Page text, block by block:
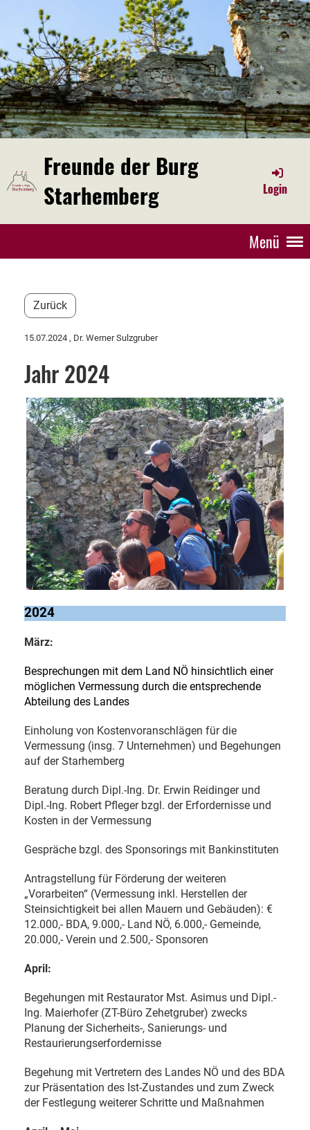
Freunde der Burg
Starhemberg
Login
Menü
Zurück
15.07.2024 , Dr. Werner Sulzgruber
Jahr 2024
2024
März:
Besprechungen mit dem Land NÖ hinsichtlich einer
möglichen Vermessung durch die entsprechende
Abteilung des Landes
Einholung von Kostenvoranschlägen für die
Vermessung (insg. 7 Unternehmen) und Begehungen
auf der Starhemberg
Beratung durch Dipl.-Ing. Dr. Erwin Reidinger und
Dipl.-Ing. Robert Pfleger bzgl. der Erfordernisse und
Kosten in der Vermessung
Gespräche bzgl. des Sponsorings mit Bankinstituten
Antragstellung für Förderung der weiteren
„Vorarbeiten“ (Vermessung inkl. Herstellen der
Steinsichtigkeit bei allen Mauern und Gebäuden): €
12.000,- BDA, 9.000,- Land NÖ, 6.000,- Gemeinde,
20.000,- Verein und 2.500,- Sponsoren
April:
Begehungen mit Restaurator Mst. Asimus und Dipl.-
Ing. Maierhofer (ZT-Büro Zehetgruber) zwecks
Planung der Sicherheits-, Sanierungs- und
Restaurierungserfordernisse
Begehung mit Vertretern des Landes NÖ und des BDA
zur Präsentation des Ist-Zustandes und zum Zweck
der Festlegung weiterer Schritte und Maßnahmen